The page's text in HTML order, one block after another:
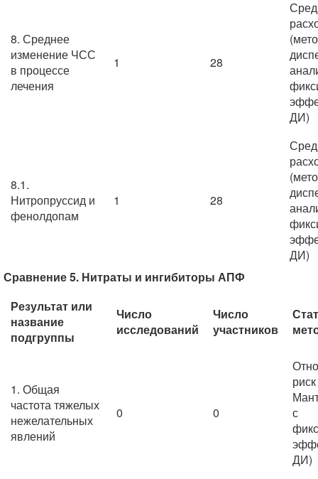
8. Среднее
изменение ЧСС
в процессе
лечения
1 28
ДИ)
8.1.
Нитропруссид и
фенолдопам
1 28
ДИ)
Сравнение 5. Нитраты и ингибиторы АПФ
Результат или
название
подгруппы
Число
исследований
Число
участников
1. Общая
частота тяжелых
нежелательных
явлений
0 0
с
ДИ)